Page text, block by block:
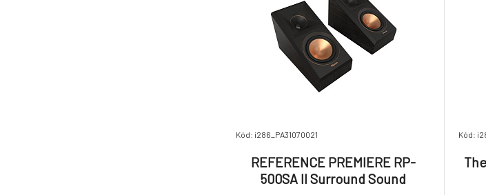
Kód: i286_PA31070021
REFERENCE PREMIERE RP-
500SA II Surround Sound
Kód: